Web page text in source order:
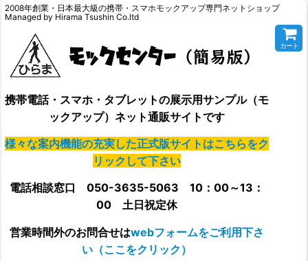
2008年創業・日本最大級の携帯・スマホモックアップ専門ネットショップ
Managed by Hirama Tsushin Co.ltd
携帯電話・スマホ・タブレットの展示用サンプル（モ
ックアップ）ネット通販サイトです
様々な案内機能の充実した正式版サイトはこちらをク
リックして下さい
電話相談窓口 050-3635-5063 10：00～13：
00 土日祝定休
営業時間外のお問合せはwebフォームをご利用下さ
い（ここをクリック）
カート